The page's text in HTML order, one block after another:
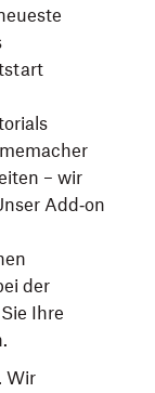
– wir
Add‑on
der
Ihre
Wir